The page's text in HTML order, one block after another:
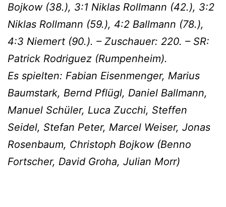
Bojkow (38.), 3:1 Niklas Rollmann (42.), 3:2
Niklas Rollmann (59.), 4:2 Ballmann (78.),
4:3 Niemert (90.). – Zuschauer: 220. – SR:
Patrick Rodriguez (Rumpenheim).
Es spielten: Fabian Eisenmenger, Marius
Baumstark, Bernd Pflügl, Daniel Ballmann,
Manuel Schüler, Luca Zucchi, Steffen
Seidel, Stefan Peter, Marcel Weiser, Jonas
Rosenbaum, Christoph Bojkow (Benno
Fortscher, David Groha, Julian Morr)